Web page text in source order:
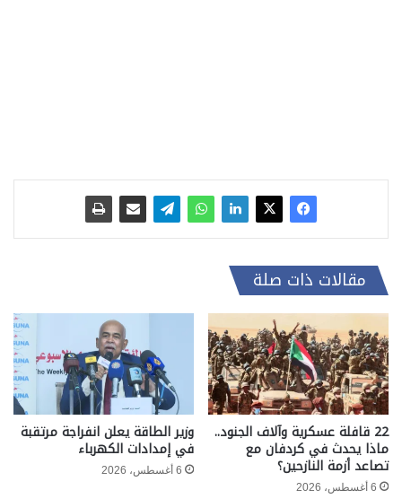
مقالات ذات صلة
22 قافلة عسكرية وآلاف الجنود..
ماذا يحدث في كردفان مع
تصاعد أزمة النازحين؟
6 أغسطس، 2026
وزير الطاقة يعلن انفراجة مرتقبة
في إمدادات الكهرباء
6 أغسطس، 2026